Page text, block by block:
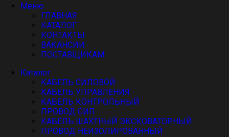
Меню
ГЛАВНАЯ
КАТАЛОГ
КОНТАКТЫ
ВАКАНСИИ
ПОСТАВЩИКАМ
Каталог
КАБЕЛЬ СИЛОВОЙ
КАБЕЛЬ УПРАВЛЕНИЯ
КАБЕЛЬ КОНТРОЛЬНЫЙ
ПРОВОД СИП
КАБЕЛЬ ШАХТНЫЙ ЭКСКОВАТОРНЫЙ
ПРОВОД НЕИЗОЛИРОВАННЫЙ